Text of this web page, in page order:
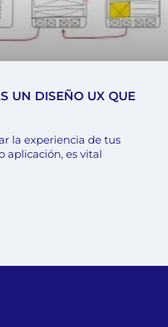
UN DISEÑO UX QUE
la experiencia de tus
aplicación, es vital